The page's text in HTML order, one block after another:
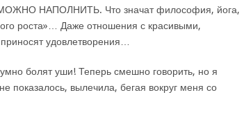
НАПОЛНИТЬ. Что значат философия, йога,
роста»… Даже отношения с красивыми,
удовлетворения…
болят уши! Теперь смешно говорить, но я
показалось, вылечила, бегая вокруг меня со